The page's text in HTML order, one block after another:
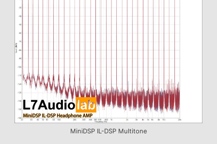
MiniDSP IL-DSP Multitone